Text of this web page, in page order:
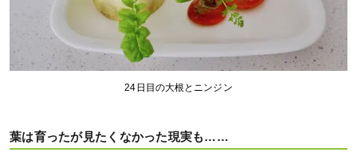
24日目の大根とニンジン
葉は育ったが見たくなかった現実も……